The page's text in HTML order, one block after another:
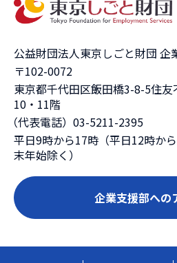
公益財団法人東京しごと財団 企
〒102-0072
東京都千代田区飯田橋3-8-5住
10・11階
（代表電話）03-5211-2395
平日9時から17時（平日12時か
末年始除く）
企業支援部への